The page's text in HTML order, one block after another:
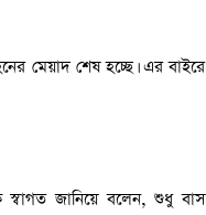
মেয়াদ শেষ হচ্ছে। এর বাইরে
স্বাগত জানিয়ে বলেন, শুধু বাস